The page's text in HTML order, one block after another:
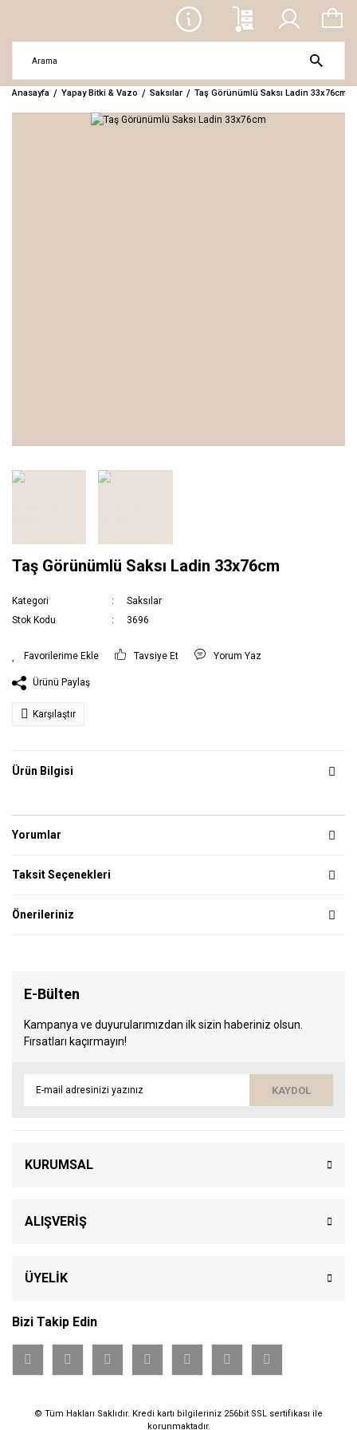
Anasayfa Yapay Bitki & Vazo Saksılar Taş Görünümlü Saksı Ladin 33x76cm
Taş Görünümlü Saksı Ladin 33x76cm
Kategori
Saksılar
Stok Kodu
3696
Tavsiye Et Yorum Yaz
Ürünü Paylaş
Karşılaştır
Ürün Bilgisi
Yorumlar
Taksit Seçenekleri
Önerileriniz
E-Bülten
Kampanya ve duyurularımızdan ilk sizin haberiniz olsun.
Fırsatları kaçırmayın!
KAYDOL
KURUMSAL
ALIŞVERİŞ
ÜYELİK
Bizi Takip Edin
© Tüm Hakları Saklıdır. Kredi kartı bilgileriniz 256bit SSL sertifikası ile
korunmaktadır.